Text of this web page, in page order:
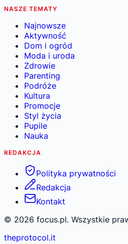
NASZE TEMATY
Najnowsze
Aktywność
Dom i ogród
Moda i uroda
Zdrowie
Parenting
Podróże
Kultura
Promocje
Styl życia
Pupile
Nauka
REDAKCJA
Polityka prywatności
Redakcja
Kontakt
© 2026 focus.pl. Wszystkie
theprotocol.it